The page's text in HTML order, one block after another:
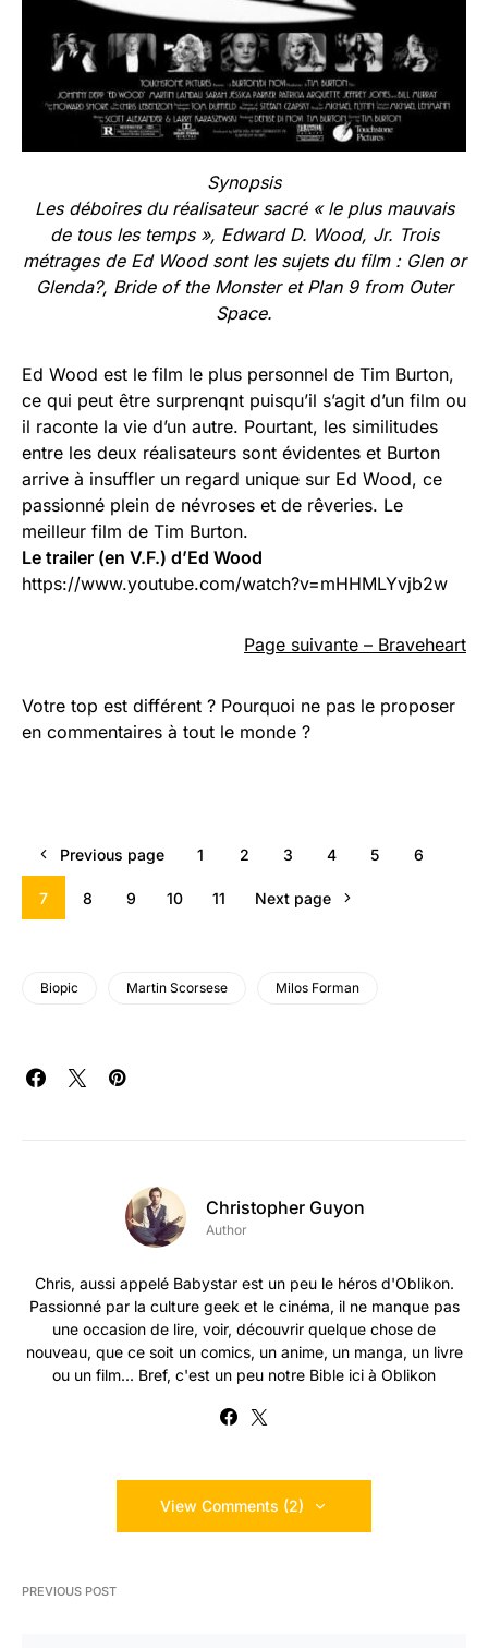
Synopsis
Les déboires du réalisateur sacré « le plus mauvais
de tous les temps », Edward D. Wood, Jr. Trois
métrages de Ed Wood sont les sujets du film : Glen or
Glenda?, Bride of the Monster et Plan 9 from Outer
Space.
Ed Wood est le film le plus personnel de Tim Burton,
ce qui peut être surprenqnt puisqu’il s’agit d’un film ou
il raconte la vie d’un autre. Pourtant, les similitudes
entre les deux réalisateurs sont évidentes et Burton
arrive à insuffler un regard unique sur Ed Wood, ce
passionné plein de névroses et de rêveries. Le
meilleur film de Tim Burton.
Le trailer (en V.F.) d’Ed Wood
https://www.youtube.com/watch?v=mHHMLYvjb2w
Page suivante – Braveheart
Votre top est différent ? Pourquoi ne pas le proposer
en commentaires à tout le monde ?
Previous page 1 2 3 4 5 6
7 8 9 10 11 Next page
Biopic Martin Scorsese Milos Forman
Christopher Guyon
Author
Chris, aussi appelé Babystar est un peu le héros d'Oblikon.
Passionné par la culture geek et le cinéma, il ne manque pas
une occasion de lire, voir, découvrir quelque chose de
nouveau, que ce soit un comics, un anime, un manga, un livre
ou un film... Bref, c'est un peu notre Bible ici à Oblikon
View Comments (2)
PREVIOUS POST